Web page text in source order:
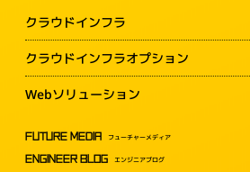
クラウドインフラ
クラウドインフラオプション
Webソリューション
FUTURE MEDIA フューチャーメディア
ENGINEER BLOG エンジニアブログ